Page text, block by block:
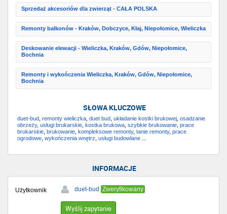
Sprzedaż akcesoriów dla zwierząt - CAŁA POLSKA
Remonty balkonów - Kraków, Dobczyce, Kłaj, Niepołomice, Wieliczka
Deskowanie elewacji - Wieliczka, Kraków, Gdów, Niepołomice,
Bochnia
Remonty i wykończenia Wieliczka, Kraków, Gdów, Niepołomice,
Bochnia
SŁOWA KLUCZOWE
duet-bud remonty wieliczka duet bud układanie kostki brukowej osadzanie
obrzeży, usługi brukarskie kostka brukowa szybkie brukowanie prace
brukarskie brukowanie kompleksowe remonty, tanie remonty, prace
ogrodowe wykończenia wnętrz usługi budowlane
INFORMACJE
Użytkownik duet-bud Zweryfikowany
Wyślij zapytanie